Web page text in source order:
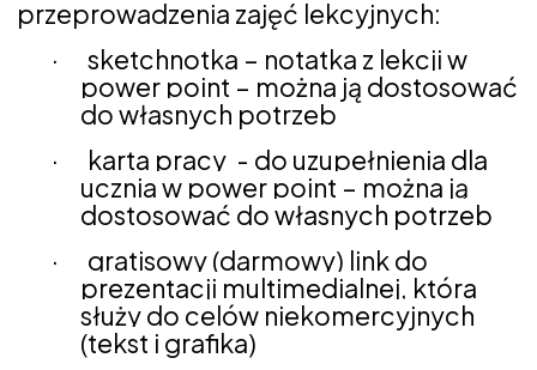
przeprowadzenia zajęć lekcyjnych:
·sketchnotka – notatka z lekcji w
power point – można ją dostosować
do własnych potrzeb
· karta pracy - do uzupełnienia dla
ucznia w power point – można ją
dostosować do własnych potrzeb
· gratisowy (darmowy) link do
prezentacji multimedialnej, która
służy do celów niekomercyjnych
(tekst i grafika)